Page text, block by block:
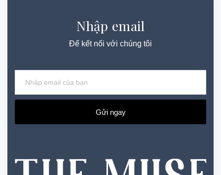
Nhập email
Để kết nối với chúng tôi
Gửi ngay